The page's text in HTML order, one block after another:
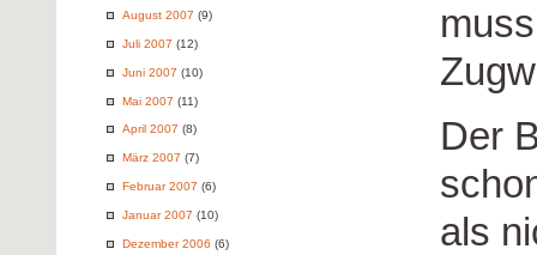
August 2007 (9)
Juli 2007 (12)
Juni 2007 (10)
Mai 2007 (11)
April 2007 (8)
März 2007 (7)
Februar 2007 (6)
Januar 2007 (10)
Dezember 2006 (6)
Der
als